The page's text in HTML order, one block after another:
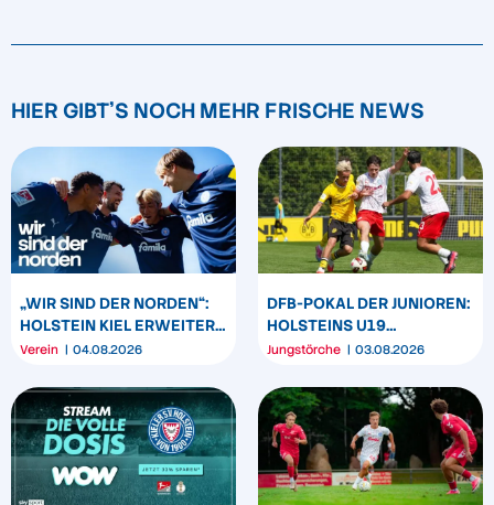
HIER GIBT'S NOCH MEHR FRISCHE NEWS
„WIR SIND DER NORDEN“:
HOLSTEIN KIEL ERWEITERT
SEIN MARKENBILD
Verein 04.08.2026
DFB-POKAL DER JUNIOREN:
HOLSTEINS U19
TRIUMPHIERT IN
Jungstörche 03.08.2026